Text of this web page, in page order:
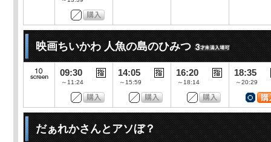
映画ちいかわ 人魚の島のひみつ
09:30
～11:24
14:05
～15:59
16:20
～18:14
18:35
～20:29
だぁれかさんとアソぼ？